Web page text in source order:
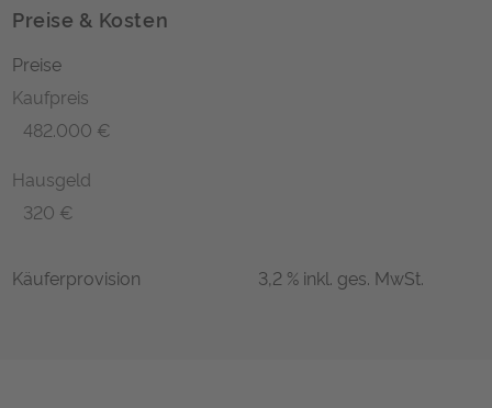
Preise & Kosten
Preise
Kaufpreis
482.000 €
Hausgeld
320 €
Käuferprovision 3,2 % inkl. ges. MwSt.